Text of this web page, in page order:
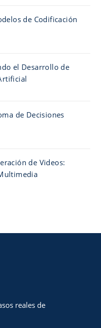
de Codificación
el Desarrollo de
de Decisiones
de Videos:
reales de